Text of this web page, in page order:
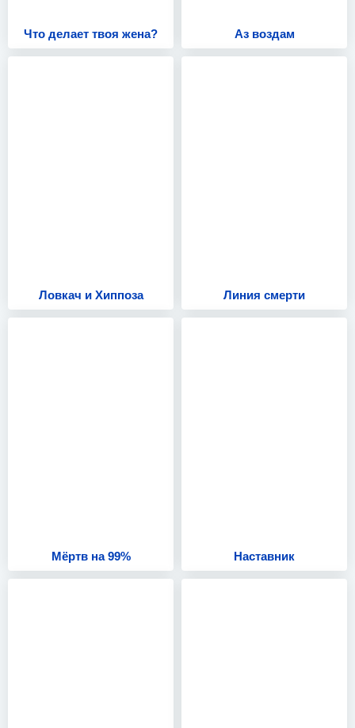
Что делает твоя жена? Аз воздам
Ловкач и Хиппоза Линия смерти
Мёртв на 99% Наставник